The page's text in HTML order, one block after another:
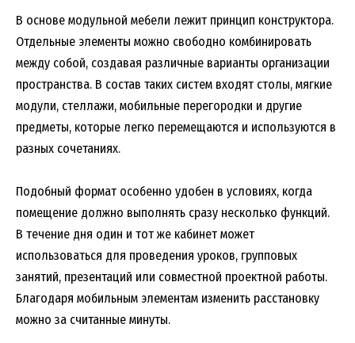
В основе модульной мебели лежит принцип конструктора.
Отдельные элементы можно свободно комбинировать
между собой, создавая различные варианты организации
пространства. В состав таких систем входят столы, мягкие
модули, стеллажи, мобильные перегородки и другие
предметы, которые легко перемещаются и используются в
разных сочетаниях.
Подобный формат особенно удобен в условиях, когда
помещение должно выполнять сразу несколько функций.
В течение дня один и тот же кабинет может
использоваться для проведения уроков, групповых
занятий, презентаций или совместной проектной работы.
Благодаря мобильным элементам изменить расстановку
можно за считанные минуты.